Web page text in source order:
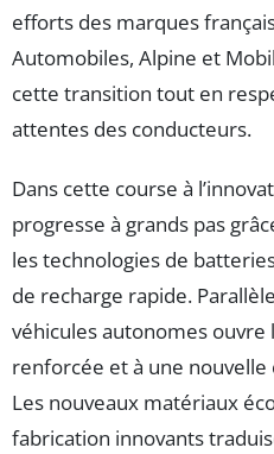
efforts des marques
Automobiles, Alpine et
cette transition tout en
attentes des conducteurs.
Dans cette course à
progresse à grands pas
les technologies de
de recharge rapide.
véhicules autonomes
renforcée et à une
Les nouveaux matériaux
fabrication innovants